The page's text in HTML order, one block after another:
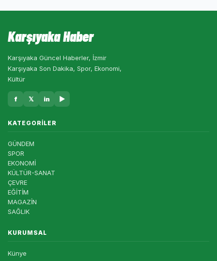
Karşıyaka Haber
Karşıyaka Güncel Haberler, İzmir
Karşıyaka Son Dakika, Spor, Ekonomi,
Kültür
f 𝕏 in ▶
KATEGORILER
GÜNDEM
SPOR
EKONOMİ
KÜLTÜR-SANAT
ÇEVRE
EĞİTİM
MAGAZİN
SAĞLIK
KURUMSAL
Künye